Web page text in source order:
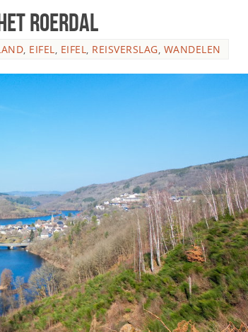
Roerdal
, EIFEL, EIFEL, REISVERSLAG, WANDELEN